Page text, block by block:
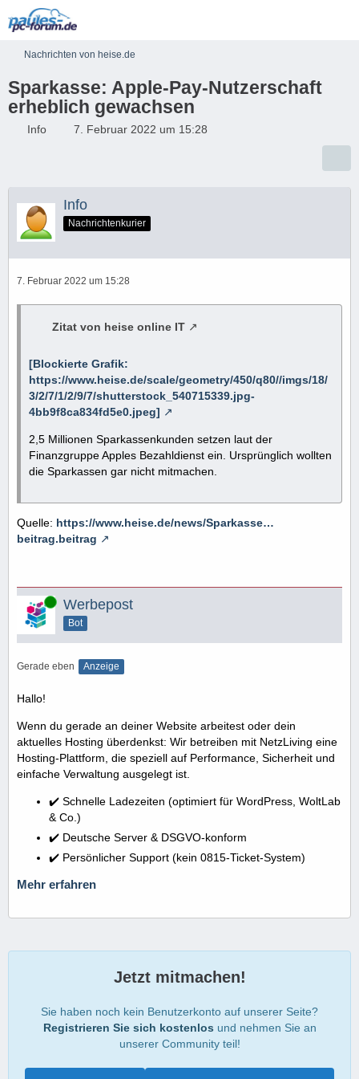
Nachrichten von heise.de
Sparkasse: Apple-Pay-Nutzerschaft
erheblich gewachsen
Info 7. Februar 2022 um 15:28
Info
Nachrichtenkurier
7. Februar 2022 um 15:28
Zitat von heise online IT
[Blockierte Grafik:
https://www.heise.de/scale/geometry/450/q80//imgs/18/
3/2/7/1/2/9/7/shutterstock_540715339.jpg-
4bb9f8ca834fd5e0.jpeg]
2,5 Millionen Sparkassenkunden setzen laut der
Finanzgruppe Apples Bezahldienst ein. Ursprünglich wollten
die Sparkassen gar nicht mitmachen.
Quelle: https://www.heise.de/news/Sparkasse…
beitrag.beitrag
Online Werbepost
Bot
Gerade eben Anzeige
Hallo!
Wenn du gerade an deiner Website arbeitest oder dein
aktuelles Hosting überdenkst: Wir betreiben mit NetzLiving eine
Hosting-Plattform, die speziell auf Performance, Sicherheit und
einfache Verwaltung ausgelegt ist.
✔️ Schnelle Ladezeiten (optimiert für WordPress, WoltLab
& Co.)
✔️ Deutsche Server & DSGVO-konform
✔️ Persönlicher Support (kein 0815-Ticket-System)
Mehr erfahren
Jetzt mitmachen!
Sie haben noch kein Benutzerkonto auf unserer Seite?
Registrieren Sie sich kostenlos und nehmen Sie an
unserer Community teil!